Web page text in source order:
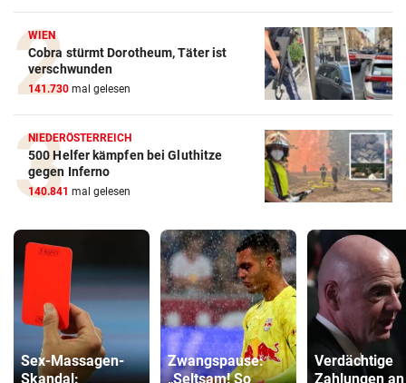
WIEN
Cobra stürmt Dorotheum, Täter ist
verschwunden
141.730 mal gelesen
NIEDERÖSTERREICH
500 Helfer kämpfen bei Gluthitze
gegen Inferno
140.841 mal gelesen
Sex-Massagen-
Skandal:
Zwangspause:
„Seltsam! So
Verdächtige
Zahlungen an